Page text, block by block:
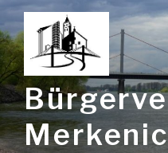
Zum
Inhalt
springen